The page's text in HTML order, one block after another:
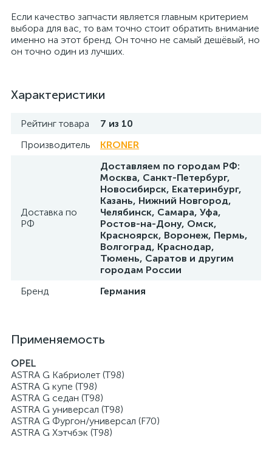
Если качество запчасти является главным критерием
выбора для вас, то вам точно стоит обратить внимание
именно на этот бренд. Он точно не самый дешёвый, но
он точно один из лучших.
Характеристики
Рейтинг товара
7 из 10
Производитель
KRONER
Доставка по
РФ
Доставляем по городам РФ:
Москва, Санкт-Петербург,
Новосибирск, Екатеринбург,
Казань, Нижний Новгород,
Челябинск, Самара, Уфа,
Ростов-на-Дону, Омск,
Красноярск, Воронеж, Пермь,
Волгоград, Краснодар,
Тюмень, Саратов и другим
городам России
Бренд
Германия
Применяемость
OPEL
ASTRA G Кабриолет (T98)
ASTRA G купе (T98)
ASTRA G седан (T98)
ASTRA G универсал (T98)
ASTRA G Фургон/универсал (F70)
ASTRA G Хэтчбэк (T98)